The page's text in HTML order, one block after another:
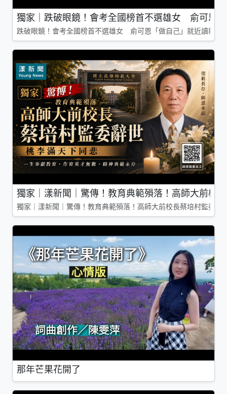
獨家｜跌破眼鏡！會考全國榜首不選雄女 俞可恩
跌破眼鏡！會考全國榜首不選雄女 俞可恩「做自己」就近讀新莊
獨家｜漾新聞｜驚傳！教育典範殞落！高師大前校
獨家｜漾新聞｜驚傳！教育典範殞落！高師大前校長蔡培村監委
那年芒果花開了